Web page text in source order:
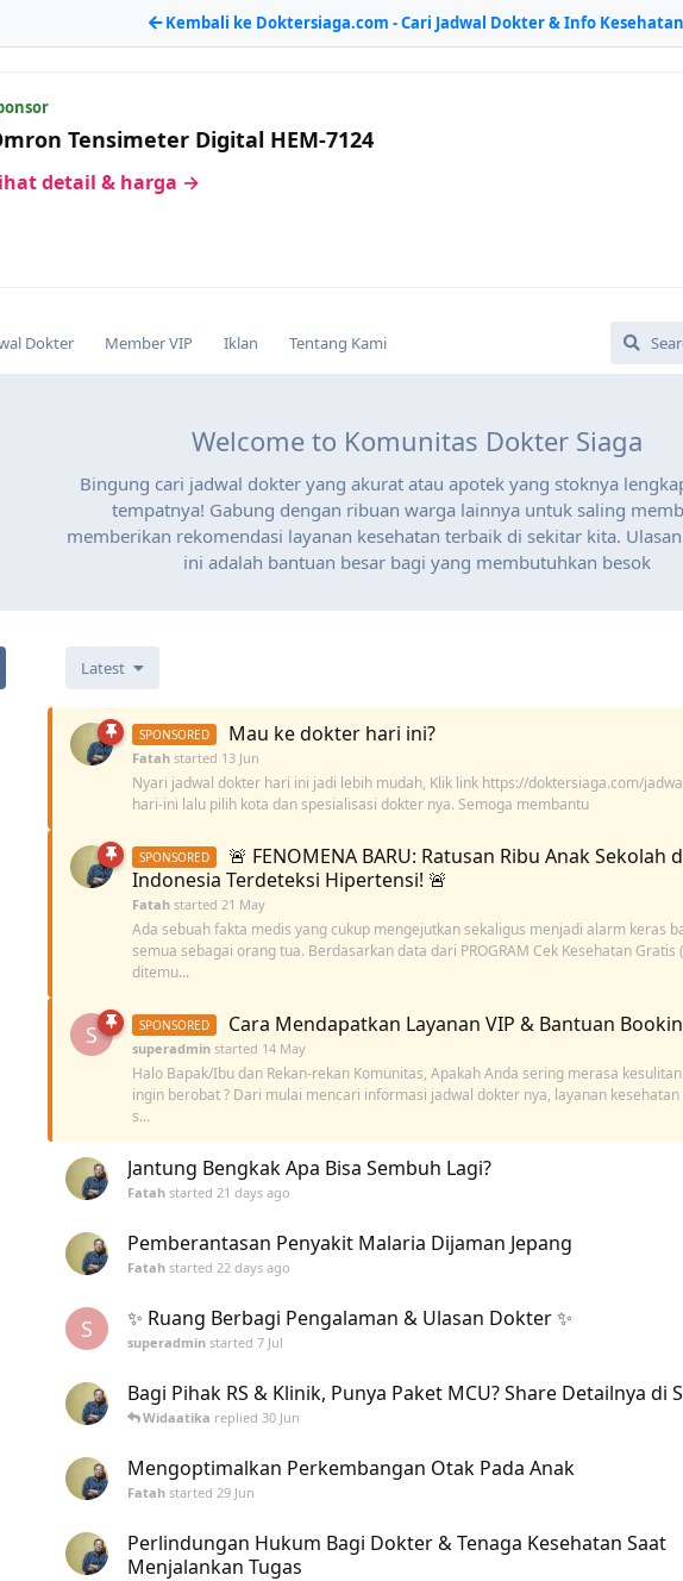
Kembali ke Doktersiaga.com - Cari Jadwal Dokter & Info Kesehatan
Tensimeter Digital HEM-7124
detail & harga →
Dokter Member VIP Iklan Tentang Kami
Welcome to Komunitas Dokter Siaga
Bingung cari jadwal dokter yang akurat atau apotek yang stoknya
tempatnya! Gabung dengan ribuan warga lainnya untuk saling
memberikan rekomendasi layanan kesehatan terbaik di sekitar kita.
ini adalah bantuan besar bagi yang membutuhkan besok
Latest
Mau ke dokter hari ini?
Fatah started 13 Jun
Nyari jadwal dokter hari ini jadi lebih mudah, Klik link https://doktersiaga.com/
hari-ini lalu pilih kota dan spesialisasi dokter nya. Semoga membantu
🚨 FENOMENA BARU: Ratusan Ribu Anak Sekolah
Indonesia Terdeteksi Hipertensi! 🚨
Fatah started 21 May
Ada sebuah fakta medis yang cukup mengejutkan sekaligus menjadi alarm keras
semua sebagai orang tua. Berdasarkan data dari PROGRAM Cek Kesehatan Gratis
ditemu...
S Cara Mendapatkan Layanan VIP & Bantuan
superadmin started 14 May
Halo Bapak/Ibu dan Rekan-rekan Komunitas, Apakah Anda sering merasa
ingin berobat ? Dari mulai mencari informasi jadwal dokter nya, layanan
s...
Jantung Bengkak Apa Bisa Sembuh Lagi?
Fatah started 21 days ago
Pemberantasan Penyakit Malaria Dijaman Jepang
Fatah started 22 days ago
S ✨ Ruang Berbagi Pengalaman & Ulasan Dokter ✨
superadmin started 7 Jul
Bagi Pihak RS & Klinik, Punya Paket MCU? Share Detailnya di
Widaatika replied 30 Jun
Mengoptimalkan Perkembangan Otak Pada Anak
Fatah started 29 Jun
Perlindungan Hukum Bagi Dokter & Tenaga Kesehatan Saat
Menjalankan Tugas